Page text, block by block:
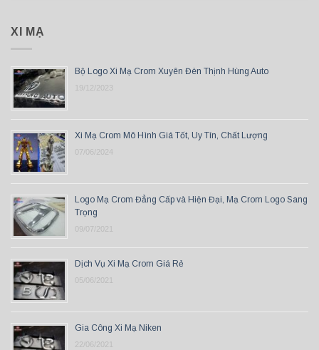
XI MẠ
Bộ Logo Xi Mạ Crom Xuyên Đèn Thịnh Hùng Auto
19/12/2023
Xi Mạ Crom Mô Hình Giá Tốt, Uy Tín, Chất Lượng
07/06/2024
Logo Mạ Crom Đẳng Cấp và Hiện Đại, Mạ Crom Logo Sang
Trọng
09/07/2021
Dịch Vụ Xi Mạ Crom Giá Rẻ
05/06/2021
Gia Công Xi Mạ Niken
22/06/2021